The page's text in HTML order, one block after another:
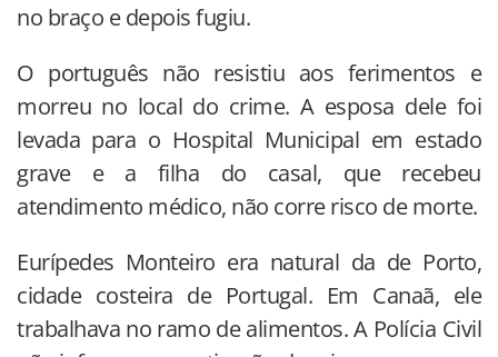
no braço e depois fugiu.
O português não resistiu aos ferimentos e
morreu no local do crime. A esposa dele foi
levada para o Hospital Municipal em estado
grave e a filha do casal, que recebeu
atendimento médico, não corre risco de morte.
Eurípedes Monteiro era natural da de Porto,
cidade costeira de Portugal. Em Canaã, ele
trabalhava no ramo de alimentos. A Polícia Civil